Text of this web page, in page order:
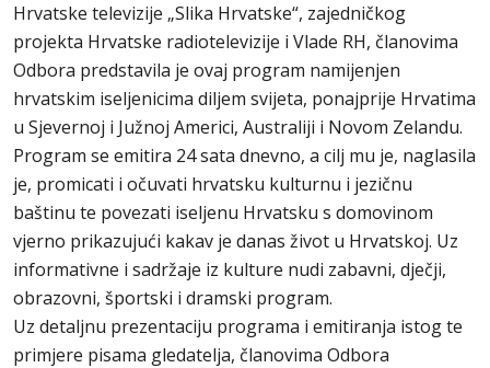
Hrvatske televizije „Slika Hrvatske“, zajedničkog
projekta Hrvatske radiotelevizije i Vlade RH, članovima
Odbora predstavila je ovaj program namijenjen
hrvatskim iseljenicima diljem svijeta, ponajprije Hrvatima
u Sjevernoj i Južnoj Americi, Australiji i Novom Zelandu.
Program se emitira 24 sata dnevno, a cilj mu je, naglasila
je, promicati i očuvati hrvatsku kulturnu i jezičnu
baštinu te povezati iseljenu Hrvatsku s domovinom
vjerno prikazujući kakav je danas život u Hrvatskoj. Uz
informativne i sadržaje iz kulture nudi zabavni, dječji,
obrazovni, športski i dramski program.
Uz detaljnu prezentaciju programa i emitiranja istog te
primjere pisama gledatelja, članovima Odbora